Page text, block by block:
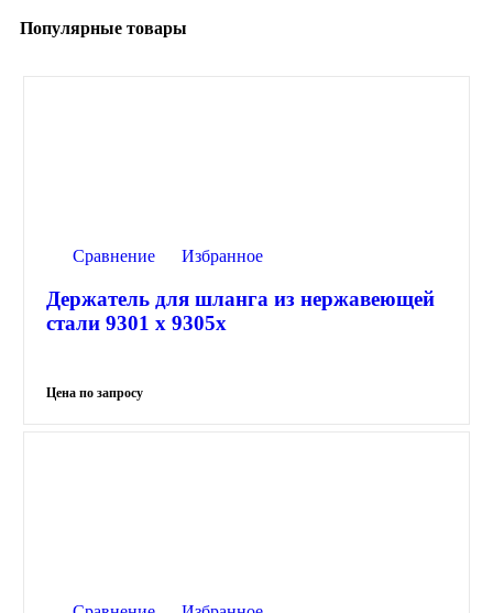
Популярные товары
Сравнение Избранное
Держатель для шланга из нержавеющей
стали 9301 х 9305х